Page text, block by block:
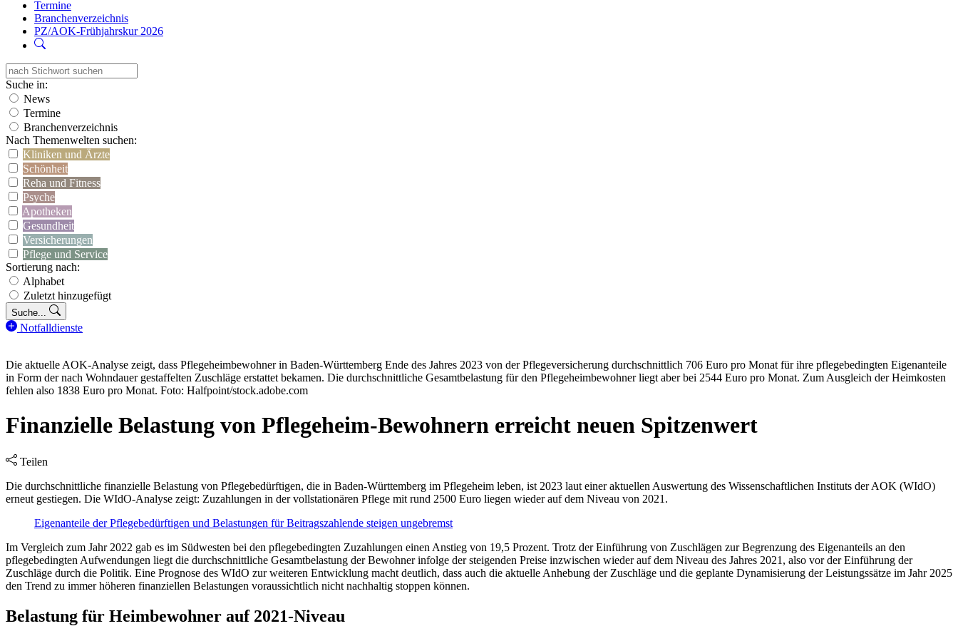
Termine
Branchenverzeichnis
PZ/AOK-Frühjahrskur 2026
Suche in:
News
Termine
Branchenverzeichnis
Nach Themenwelten suchen:
Kliniken und Ärzte
Schönheit
Reha und Fitness
Psyche
Apotheken
Gesundheit
Versicherungen
Pflege und Service
Sortierung nach:
Alphabet
Zuletzt hinzugefügt
Suche...
Notfalldienste
Die aktuelle AOK-Analyse zeigt, dass Pflegeheimbewohner in Baden-Württemberg Ende des Jahres 2023 von der Pflegeversicherung durchschnittlich 706 Euro pro Monat für ihre pflegebedingten Eigenanteile
in Form der nach Wohndauer gestaffelten Zuschläge erstattet bekamen. Die durchschnittliche Gesamtbelastung für den Pflegeheimbewohner liegt aber bei 2544 Euro pro Monat. Zum Ausgleich der Heimkosten
fehlen also 1838 Euro pro Monat. Foto: Halfpoint/stock.adobe.com
Finanzielle Belastung von Pflegeheim-Bewohnern erreicht neuen Spitzenwert
Teilen
Die durchschnittliche finanzielle Belastung von Pflegebedürftigen, die in Baden-Württemberg im Pflegeheim leben, ist 2023 laut einer aktuellen Auswertung des Wissenschaftlichen Instituts der AOK (WIdO)
erneut gestiegen. Die WIdO-Analyse zeigt: Zuzahlungen in der vollstationären Pflege mit rund 2500 Euro liegen wieder auf dem Niveau von 2021.
Eigenanteile der Pflegebedürftigen und Belastungen für Beitragszahlende steigen ungebremst
Im Vergleich zum Jahr 2022 gab es im Südwesten bei den pflegebedingten Zuzahlungen einen Anstieg von 19,5 Prozent. Trotz der Einführung von Zuschlägen zur Begrenzung des Eigenanteils an den
pflegebedingten Aufwendungen liegt die durchschnittliche Gesamtbelastung der Bewohner infolge der steigenden Preise inzwischen wieder auf dem Niveau des Jahres 2021, also vor der Einführung der
Zuschläge durch die Politik. Eine Prognose des WIdO zur weiteren Entwicklung macht deutlich, dass auch die aktuelle Anhebung der Zuschläge und die geplante Dynamisierung der Leistungssätze im Jahr 2025
den Trend zu immer höheren finanziellen Belastungen voraussichtlich nicht nachhaltig stoppen können.
Belastung für Heimbewohner auf 2021-Niveau